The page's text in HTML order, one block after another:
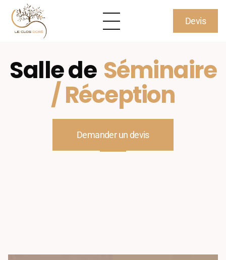
Devis
Salle de Séminaire
/ Réception
Demander un devis